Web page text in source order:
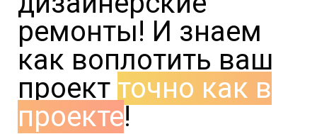
ремонты! И знаем
как воплотить ваш
проект точно как в
проекте!